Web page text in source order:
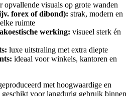
opvallende visuals op grote wanden
forex of dibond): strak, modern en
ruimte
werking: visueel sterk én
luxe uitstraling met extra diepte
ideaal voor winkels, kantoren en
met hoogwaardige en
voor langdurig gebruik binnen